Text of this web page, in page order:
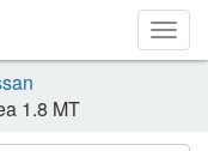
1.8 MT